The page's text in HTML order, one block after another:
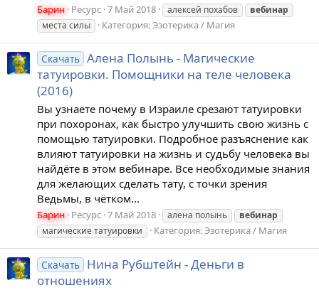
Барин Ресурс 7 Май 2018 алексей похабов
вебинар
места силы
Категория:Эзотерика / Магия
Скачать Алена Полынь - Магические
татуировки. Помощники на теле человека
(2016)
Вы узнаете почему в Израиле срезают татуировки
при похоронах, как быстро улучшить свою жизнь с
помощью татуировки. Подробное разъяснение как
влияют татуировки на жизнь и судьбу человека вы
найдёте в этом вебинаре. Все необходимые знания
для желающих сделать тату, с точки зрения
Ведьмы, в чётком...
Барин Ресурс 7 Май 2018 алена полынь
вебинар
магические татуировки
Категория:Эзотерика / Магия
Скачать Нина Рубштейн - Деньги в
отношениях